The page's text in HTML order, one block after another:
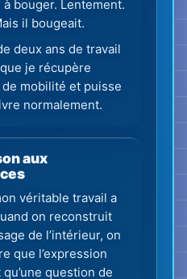
à poser
:
bouge exactement
— et pourquoi ?
musculaire avant
?
nous si souvent
travers — puis nous
à propos de nos
?
devait être